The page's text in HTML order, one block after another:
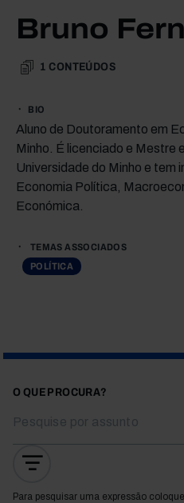
Bruno
1 CONTEÚDOS
BIO
Aluno de Doutoramento em
Minho. É licenciado e Mestre
Universidade do Minho e tem
Economia Política,
Económica.
TEMAS ASSOCIADOS
POLÍTICA
O QUE PROCURA?
Para pesquisar uma expressão